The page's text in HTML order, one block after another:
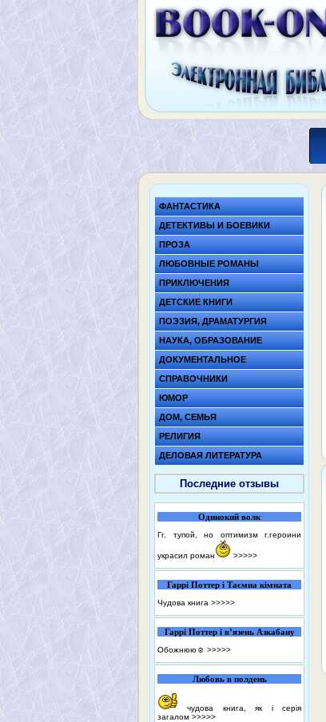
ФАНТАСТИКА
ДЕТЕКТИВЫ И БОЕВИКИ
ПРОЗА
ЛЮБОВНЫЕ РОМАНЫ
ПРИКЛЮЧЕНИЯ
ДЕТСКИЕ КНИГИ
ПОЭЗИЯ, ДРАМАТУРГИЯ
НАУКА, ОБРАЗОВАНИЕ
ДОКУМЕНТАЛЬНОЕ
СПРАВОЧНИКИ
ЮМОР
ДОМ, СЕМЬЯ
РЕЛИГИЯ
ДЕЛОВАЯ ЛИТЕРАТУРА
Последние отзывы
Одинокий волк
Гг. тупой, но оптимизм г.героини
украсил роман >>>>>
Гаррі Поттер і Таємна кімната
Чудова книга >>>>>
Гаррі Поттер і в’язень Азкабану
Обожнюю☺️ >>>>>
Любовь в полдень
чудова книга, як і серія
загалом >>>>>